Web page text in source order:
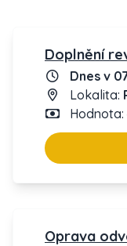
Doplnění
Dnes v
Lokalita:
Hodnota:
Oprava